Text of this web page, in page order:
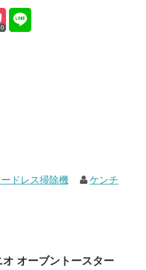
0
ードレス掃除機 ケンチ
オ オーブントースター